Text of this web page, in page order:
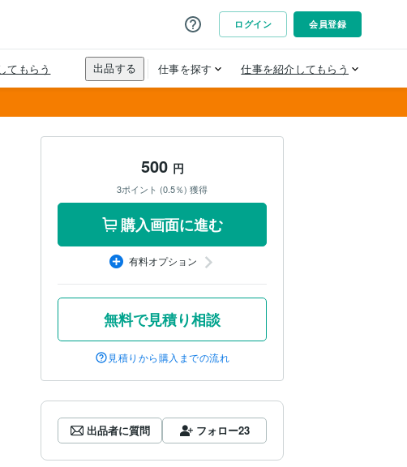
500 円
3ポイント (0.5％) 獲得
購入画面に進む
有料オプション
無料で見積り相談
見積りから購入までの流れ
出品者に質問 フォロー23